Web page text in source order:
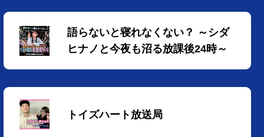
語らないと寝れなくない？ ～シダ
ヒナノと今夜も沼る放課後24時～
トイズハート放送局